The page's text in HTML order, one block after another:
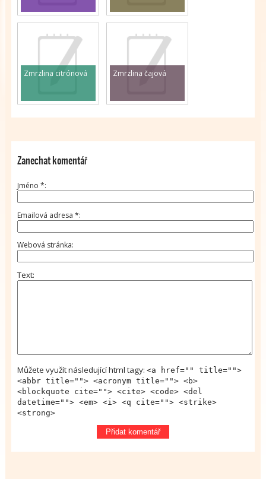
Zmrzlina citrónová Zmrzlina čajová
Zanechat komentář
Jméno *
Emailová adresa *
Webová stránka
Text
Můžete využít následující html tagy: <a href="" title="">
<abbr title=""> <acronym title=""> <b>
<blockquote cite=""> <cite> <code> <del
datetime=""> <em> <i> <q cite=""> <strike>
<strong>